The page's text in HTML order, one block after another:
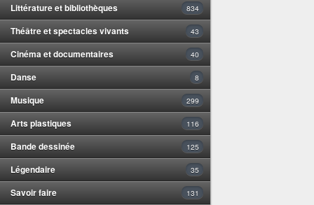
Littérature et bibliothèques 834
Théâtre et spectacles vivants 43
Cinéma et documentaires 40
Danse 8
Musique 299
Arts plastiques 116
Bande dessinée 125
Légendaire 35
Savoir faire 131